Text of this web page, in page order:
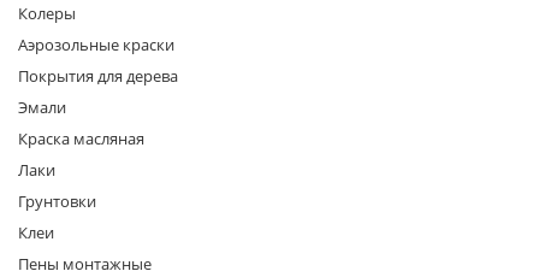
Колеры
Аэрозольные краски
Покрытия для дерева
Эмали
Краска масляная
Лаки
Грунтовки
Клеи
Пены монтажные